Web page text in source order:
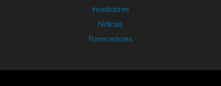
Investidores
Notícias
Fornecedores